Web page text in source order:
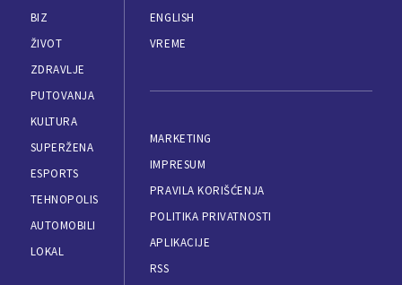
BIZ
ŽIVOT
ZDRAVLJE
PUTOVANJA
KULTURA
SUPERŽENA
ESPORTS
TEHNOPOLIS
AUTOMOBILI
LOKAL
ENGLISH
VREME
MARKETING
IMPRESUM
PRAVILA KORIŠĆENJA
POLITIKA PRIVATNOSTI
APLIKACIJE
RSS